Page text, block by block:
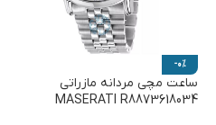
-0%
ساعت مچی مردانه مازراتی
MASERATI R8873618034